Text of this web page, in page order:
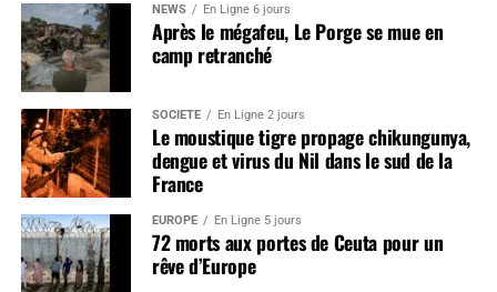
NEWS En Ligne 6 jours
Après le mégafeu, Le Porge se mue en
camp retranché
SOCIÉTÉ En Ligne 2 jours
Le moustique tigre propage chikungunya,
dengue et virus du Nil dans le sud de la
France
EUROPE En Ligne 5 jours
72 morts aux portes de Ceuta pour un
rêve d’Europe